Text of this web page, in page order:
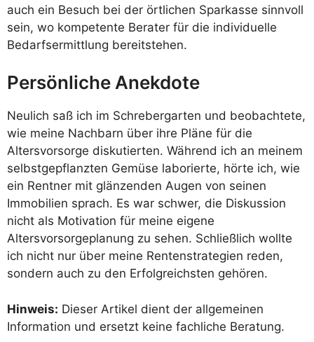
auch ein Besuch bei der örtlichen Sparkasse sinnvoll
sein, wo kompetente Berater für die individuelle
Bedarfsermittlung bereitstehen.
Persönliche Anekdote
Neulich saß ich im Schrebergarten und beobachtete,
wie meine Nachbarn über ihre Pläne für die
Altersvorsorge diskutierten. Während ich an meinem
selbstgepflanzten Gemüse laborierte, hörte ich, wie
ein Rentner mit glänzenden Augen von seinen
Immobilien sprach. Es war schwer, die Diskussion
nicht als Motivation für meine eigene
Altersvorsorgeplanung zu sehen. Schließlich wollte
ich nicht nur über meine Rentenstrategien reden,
sondern auch zu den Erfolgreichsten gehören.
Hinweis: Dieser Artikel dient der allgemeinen
Information und ersetzt keine fachliche Beratung.